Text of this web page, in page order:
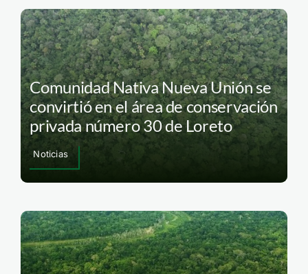
Comunidad Nativa Nueva Unión se
convirtió en el área de conservación
privada número 30 de Loreto
Noticias